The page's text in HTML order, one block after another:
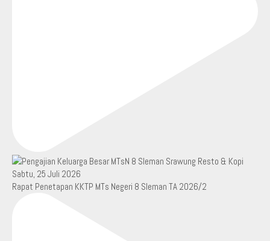
Rapat Penetapan KKTP MTs Negeri 8 Sleman TA 2026/2